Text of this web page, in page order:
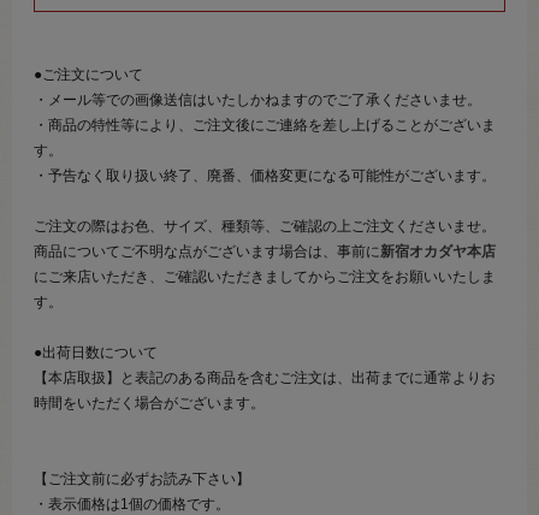
●ご注文について
・メール等での画像送信はいたしかねますのでご了承くださいませ。
・商品の特性等により、ご注文後にご連絡を差し上げることがございま
す。
・予告なく取り扱い終了、廃番、価格変更になる可能性がございます。
ご注文の際はお色、サイズ、種類等、ご確認の上ご注文くださいませ。
商品についてご不明な点がございます場合は、事前に新宿オカダヤ本店
にご来店いただき、ご確認いただきましてからご注文をお願いいたしま
す。
●出荷日数について
【本店取扱】と表記のある商品を含むご注文は、出荷までに通常よりお
時間をいただく場合がございます。
【ご注文前に必ずお読み下さい】
・表示価格は1個の価格です。